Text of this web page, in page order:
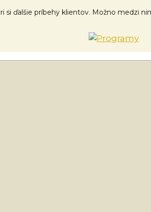
si ďalšie príbehy klientov. Možno medzi